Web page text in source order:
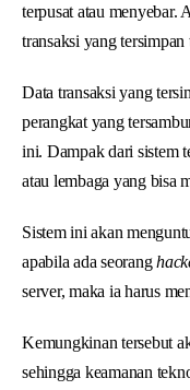
terpusat atau menyebar.
transaksi yang tersimpan
Data transaksi yang
perangkat yang
ini. Dampak dari sistem
atau lembaga yang bisa
Sistem ini akan
apabila ada seorang
server, maka ia harus
Kemungkinan tersebut
sehingga keamanan